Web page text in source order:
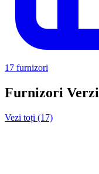
17 furnizori
Furnizori Verzi
Vezi toți (17)